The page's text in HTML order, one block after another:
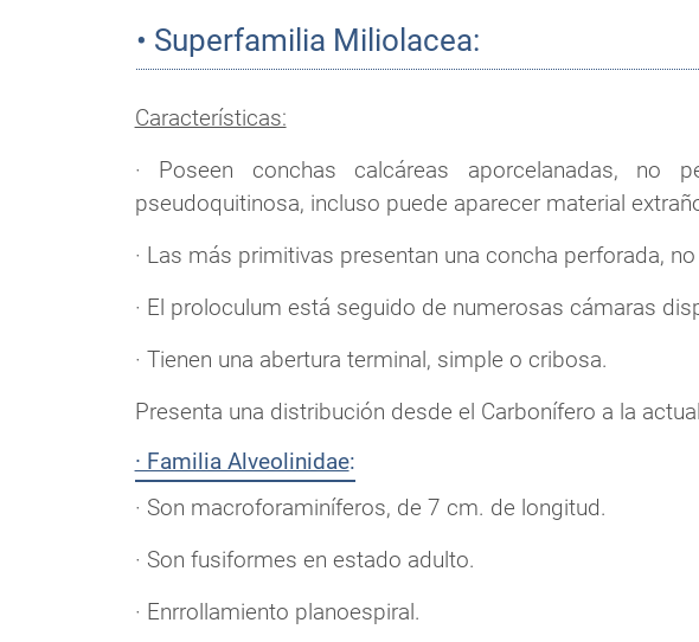
• Superfamilia Miliolacea:
Características:
· Poseen conchas calcáreas aporcelanadas, no
pseudoquitinosa, incluso puede aparecer material
· Las más primitivas presentan una concha perforada,
· El proloculum está seguido de numerosas cámaras
· Tienen una abertura terminal, simple o cribosa.
Presenta una distribución desde el Carbonífero a la
· Familia Alveolinidae:
· Son macroforaminíferos, de 7 cm. de longitud.
· Son fusiformes en estado adulto.
· Enrrollamiento planoespiral.